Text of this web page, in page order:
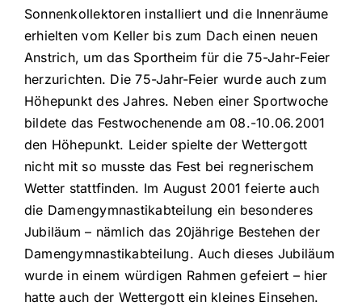
Sonnenkollektoren installiert und die Innenräume
erhielten vom Keller bis zum Dach einen neuen
Anstrich, um das Sportheim für die 75-Jahr-Feier
herzurichten. Die 75-Jahr-Feier wurde auch zum
Höhepunkt des Jahres. Neben einer Sportwoche
bildete das Festwochenende am 08.-10.06.2001
den Höhepunkt. Leider spielte der Wettergott
nicht mit so musste das Fest bei regnerischem
Wetter stattfinden. Im August 2001 feierte auch
die Damengymnastikabteilung ein besonderes
Jubiläum – nämlich das 20jährige Bestehen der
Damengymnastikabteilung. Auch dieses Jubiläum
wurde in einem würdigen Rahmen gefeiert – hier
hatte auch der Wettergott ein kleines Einsehen.